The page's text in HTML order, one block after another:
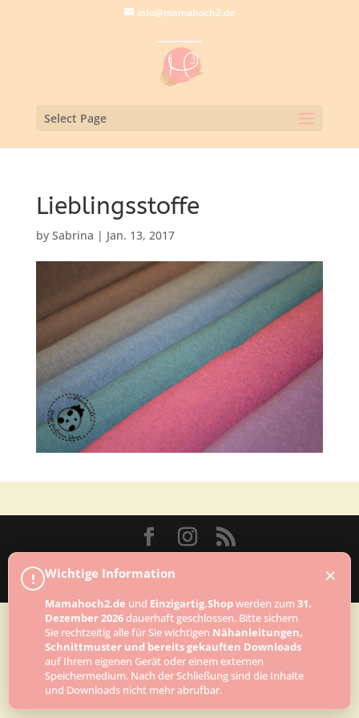
info@mamahoch2.de
Select Page
Lieblingsstoffe
by Sabrina | Jan. 13, 2017
WordPress
! Wichtige Information
Mamahoch2.de und Einzigartig.Shopwerden zum 31.
Dezember 2026dauerhaft geschlossen. Bitte sichern
Sie rechtzeitig alle für Sie wichtigen Nähanleitungen,
Schnittmuster und bereits gekauften Downloads
auf Ihrem eigenen Gerät oder einem externen
Speichermedium. Nach der Schließung sind die Inhalte
und Downloads nicht mehr abrufbar.
×